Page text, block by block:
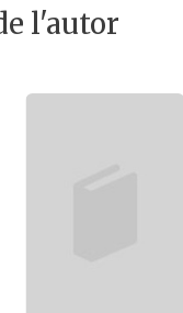
l'autor